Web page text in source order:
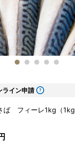
ライン申請
ば フィーレ1kg（